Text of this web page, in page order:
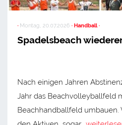
· Montag, 20.07.2026 · Handball ·
Spadelsbeach
Nach einigen Jahren
Jahr das Beachvolleyballfeld
Beachhandballfeld umbauen.